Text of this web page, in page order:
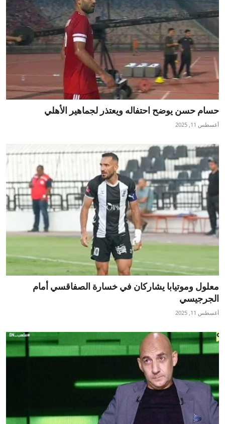
حسام حسن يوضح احتفاله ويعتذر لجماهير الأهلي
أغسطس 11, 2025
معلول وموتيابا يشاركان في خسارة الصفاقسي أمام
الجرجيسي
أغسطس 11, 2025